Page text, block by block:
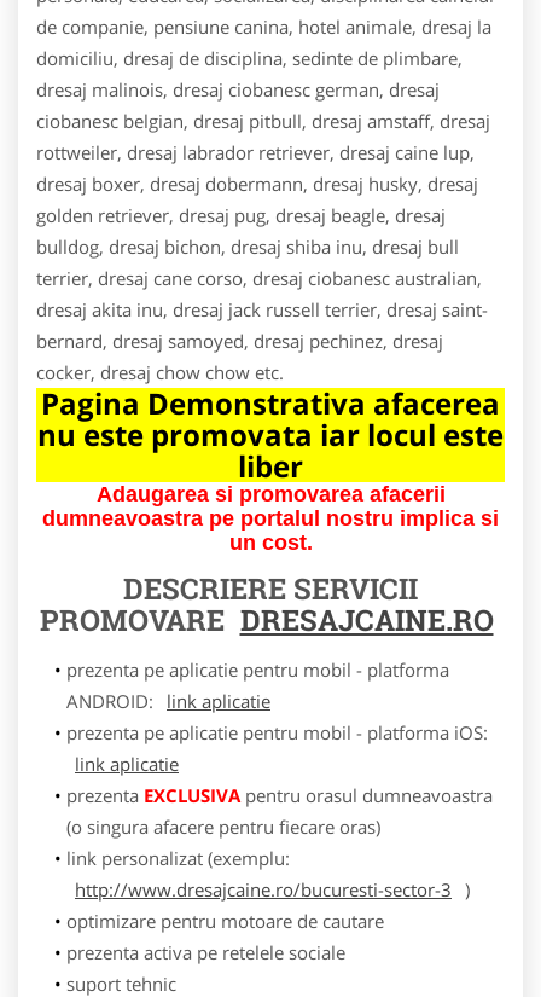
de companie, pensiune canina, hotel animale, dresaj la
domiciliu, dresaj de disciplina, sedinte de plimbare,
dresaj malinois, dresaj ciobanesc german, dresaj
ciobanesc belgian, dresaj pitbull, dresaj amstaff, dresaj
rottweiler, dresaj labrador retriever, dresaj caine lup,
dresaj boxer, dresaj dobermann, dresaj husky, dresaj
golden retriever, dresaj pug, dresaj beagle, dresaj
bulldog, dresaj bichon, dresaj shiba inu, dresaj bull
terrier, dresaj cane corso, dresaj ciobanesc australian,
dresaj akita inu, dresaj jack russell terrier, dresaj saint-
bernard, dresaj samoyed, dresaj pechinez, dresaj
cocker, dresaj chow chow etc.
Pagina Demonstrativa afacerea
nu este promovata iar locul este
liber
Adaugarea si promovarea afacerii
dumneavoastra pe portalul nostru implica si
un cost.
DESCRIERE SERVICII
PROMOVARE DRESAJCAINE.RO
prezenta pe aplicatie pentru mobil - platforma
ANDROID:
link aplicatie
prezenta pe aplicatie pentru mobil - platforma iOS:
link aplicatie
prezenta EXCLUSIVApentru orasul dumneavoastra
(o singura afacere pentru fiecare oras)
link personalizat (exemplu:
http://www.dresajcaine.ro/bucuresti-sector-3 )
optimizare pentru motoare de cautare
prezenta activa pe retelele sociale
suport tehnic